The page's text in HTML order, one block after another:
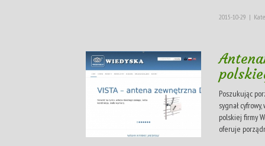
2015-10-29 |
Poszukując
sygnał
polskiej firmy
oferuje